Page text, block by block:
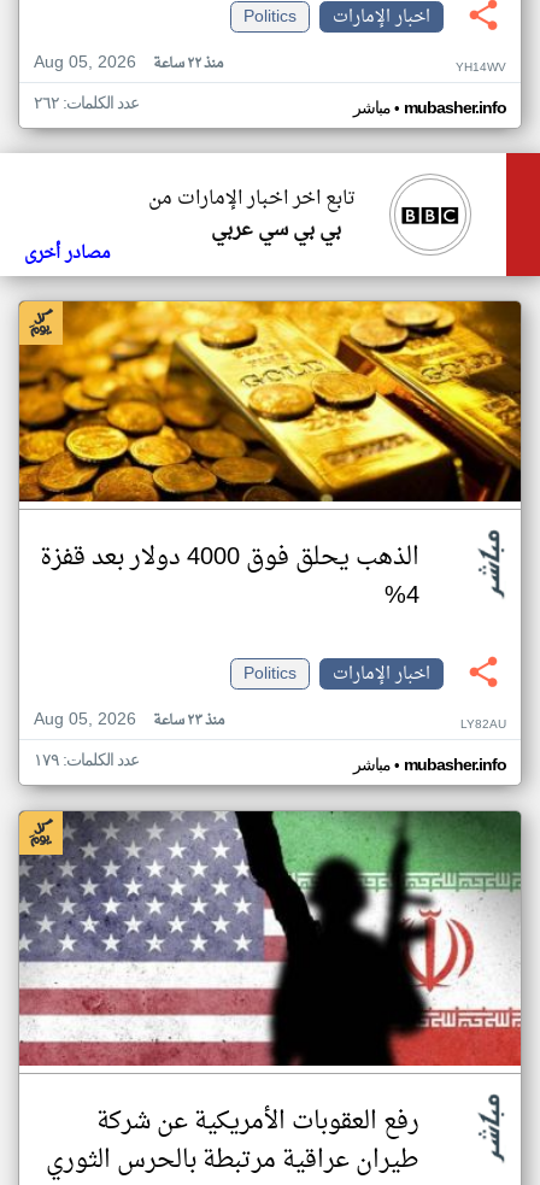
اخبار الإمارات
Politics
Aug 05, 2026
منذ ٢٢ ساعة YH14WV
مباشر• mubasher.info عدد الكلمات: ٢٦٢
تابع اخر اخبار الإمارات من
بي بي سي عربي
مصادر أخرى
الذهب يحلق فوق 4000 دولار بعد قفزة
4%
اخبار الإمارات
Politics
Aug 05, 2026
منذ ٢٣ ساعة LY82AU
مباشر• mubasher.info عدد الكلمات: ١٧٩
رفع العقوبات الأمريكية عن شركة
طيران عراقية مرتبطة بالحرس الثوري